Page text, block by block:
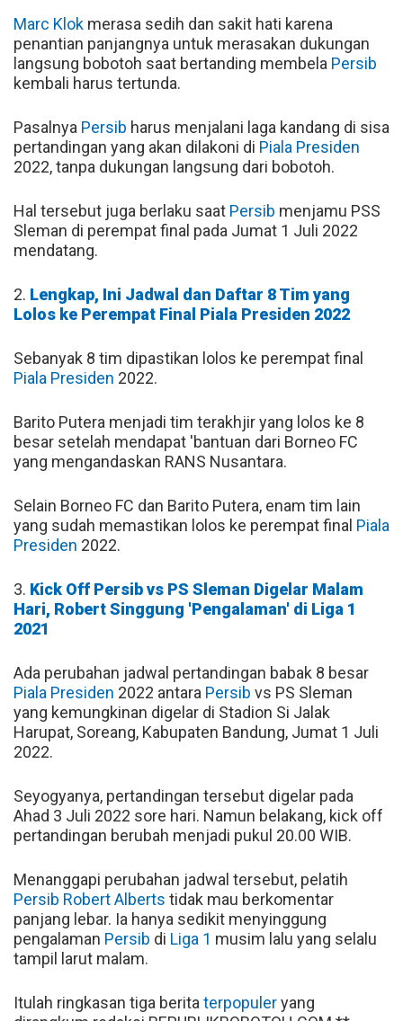
Marc Klok merasa sedih dan sakit hati karena
penantian panjangnya untuk merasakan dukungan
langsung bobotoh saat bertanding membela Persib
kembali harus tertunda.
Pasalnya Persib harus menjalani laga kandang di sisa
pertandingan yang akan dilakoni di Piala Presiden
2022, tanpa dukungan langsung dari bobotoh.
Hal tersebut juga berlaku saat Persib menjamu PSS
Sleman di perempat final pada Jumat 1 Juli 2022
mendatang.
2. Lengkap, Ini Jadwal dan Daftar 8 Tim yang
Lolos ke Perempat Final Piala Presiden 2022
Sebanyak 8 tim dipastikan lolos ke perempat final
Piala Presiden 2022.
Barito Putera menjadi tim terakhjir yang lolos ke 8
besar setelah mendapat 'bantuan dari Borneo FC
yang mengandaskan RANS Nusantara.
Selain Borneo FC dan Barito Putera, enam tim lain
yang sudah memastikan lolos ke perempat final Piala
Presiden 2022.
3. Kick Off Persib vs PS Sleman Digelar Malam
Hari, Robert Singgung 'Pengalaman' di Liga 1
2021
Ada perubahan jadwal pertandingan babak 8 besar
Piala Presiden 2022 antara Persib vs PS Sleman
yang kemungkinan digelar di Stadion Si Jalak
Harupat, Soreang, Kabupaten Bandung, Jumat 1 Juli
2022.
Seyogyanya, pertandingan tersebut digelar pada
Ahad 3 Juli 2022 sore hari. Namun belakang, kick off
pertandingan berubah menjadi pukul 20.00 WIB.
Menanggapi perubahan jadwal tersebut, pelatih
Persib Robert Alberts tidak mau berkomentar
panjang lebar. Ia hanya sedikit menyinggung
pengalaman Persib di Liga 1 musim lalu yang selalu
tampil larut malam.
Itulah ringkasan tiga berita terpopuleryang